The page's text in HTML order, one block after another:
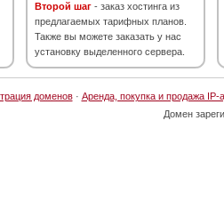
Второй шаг - заказ хостинга из
предлагаемых тарифных планов.
Также вы можете заказать у нас
установку выделенного сервера.
доменов· Аренда, покупка и продажа IP-
Домен